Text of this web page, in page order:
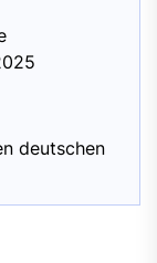
deutschen